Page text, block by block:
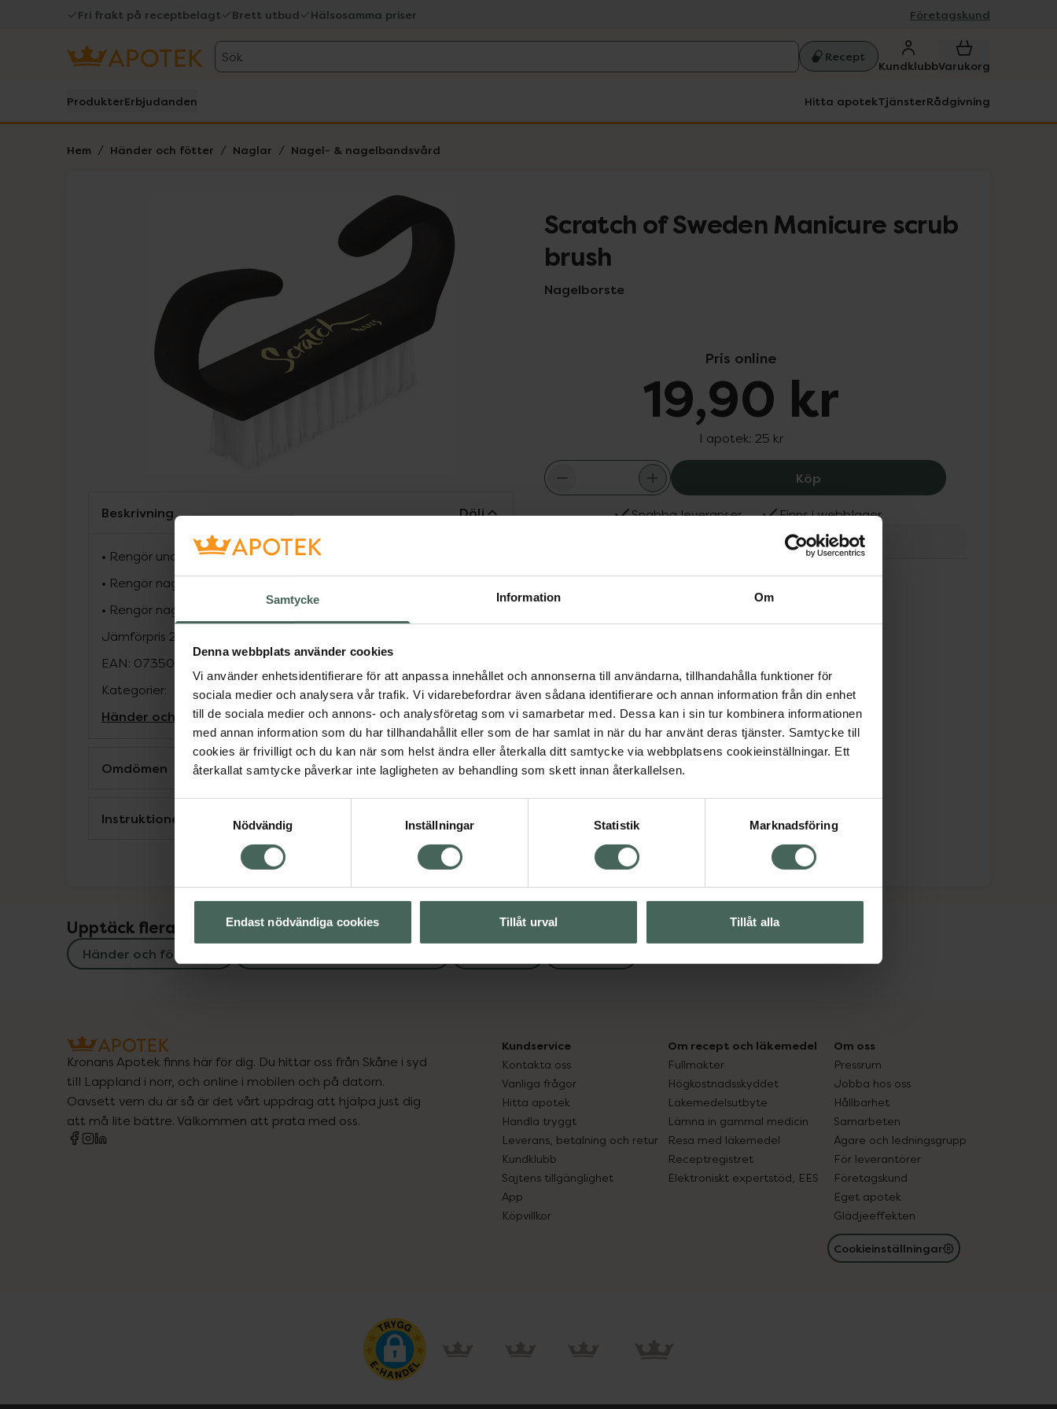
Samtycke Information Om
Denna webbplats använder cookies
Vi använder enhetsidentifierare för att anpassa innehållet och annonserna till användarna, tillhandahålla funktioner för
sociala medier och analysera vår trafik. Vi vidarebefordrar även sådana identifierare och annan information från din enhet
till de sociala medier och annons- och analysföretag som vi samarbetar med. Dessa kan i sin tur kombinera informationen
med annan information som du har tillhandahållit eller som de har samlat in när du har använt deras tjänster. Samtycke till
cookies är frivilligt och du kan när som helst ändra eller återkalla ditt samtycke via webbplatsens cookieinställningar. Ett
återkallat samtycke påverkar inte lagligheten av behandling som skett innan återkallelsen.
Nödvändig
Inställningar Statistik Marknadsföring
Endast nödvändiga cookies Tillåt urval Tillåt alla
Fri frakt på receptbelagt Brett utbud Hälsosamma priser Företagskund
Sök Recept
KundklubbVarukorg
ProdukterErbjudanden Hitta apotekTjänsterRådgivning
Hem Händer och fötter Naglar Nagel- & nagelbandsvård
Scratch of Sweden Manicure scrub
brush
Nagelborste
Pris online
19,90 kr
I apotek: 25 kr
Köp Scratch of Sweden Manicure scrub
Snabba leveranser Finns i webblager
Beskrivning Dölj
• Rengör under naglarna utan att skada eller rispa.
• Rengör nagelplattan innan lackning.
• Rengör nageln från hudrester efter nagelbandsarbete.
Jämförpris 2,50 kr
EAN: 07350005955588
Kategorier:
Händer och fötterNagel- & nagelbandsvårdNaglarNaglar
Omdömen Visa
Instruktioner
Upptäck flera produkter inom
Händer och fötter
Kronans Apotek finns här för dig. Du hittar oss från Skåne i syd
till Lappland i norr, och online i mobilen och på datorn.
Oavsett vem du är så är det vårt uppdrag att hjälpa just dig
att må lite bättre. Välkommen att prata med oss.
Kundservice
Kontakta oss
Vanliga frågor
Hitta apotek
Handla tryggt
Leverans, betalning och retur
Kundklubb
Sajtens tillgänglighet
App
Köpvillkor
Om recept och läkemedel
Fullmakter
Högkostnadsskyddet
Läkemedelsutbyte
Lämna in gammal medicin
Resa med läkemedel
Receptregistret
Elektroniskt expertstöd, EES
Om oss
Pressrum
Jobba hos oss
Hållbarhet
Samarbeten
Ägare och ledningsgrupp
För leverantörer
Företagskund
Eget apotek
Glädjeeffekten
Cookieinställningar